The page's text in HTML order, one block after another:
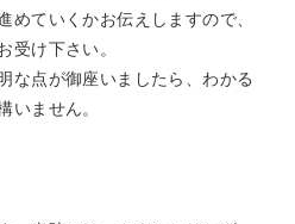
めていくかお伝えしますので、
受け下さい。
な点が御座いましたら、わかる
いません。